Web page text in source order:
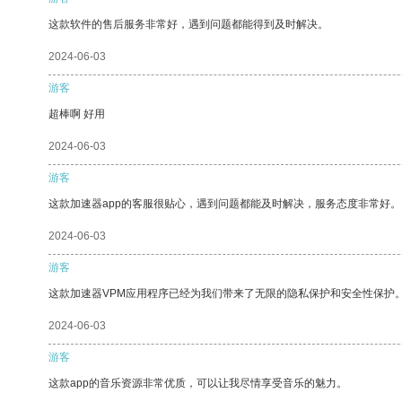
这款软件的售后服务非常好，遇到问题都能得到及时解决。
2024-06-03
游客
超棒啊 好用
2024-06-03
游客
这款加速器app的客服很贴心，遇到问题都能及时解决，服务态度非常好。
2024-06-03
游客
这款加速器VPM应用程序已经为我们带来了无限的隐私保护和安全性保护
2024-06-03
游客
这款app的音乐资源非常优质，可以让我尽情享受音乐的魅力。